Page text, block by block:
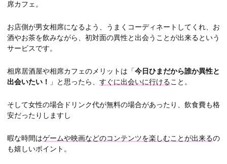
席カフェ。
お店側が男女相席になるよう、うまくコーディネートしてくれ、お
酒やお茶を飲みながら、初対面の異性と出会うことが出来るという
サービスです。
相席居酒屋や相席カフェのメリットは「今日ひまだから誰か異性と
出会いたい！
」と思ったら、 すぐに出会いに行けること。
そして女性の場合ドリンク代が無料の場合があったり、飲食費も格
安だったりしますし
暇な時間はゲームや映画などのコンテンツを楽しむことが出来るの
も嬉しいポイント。